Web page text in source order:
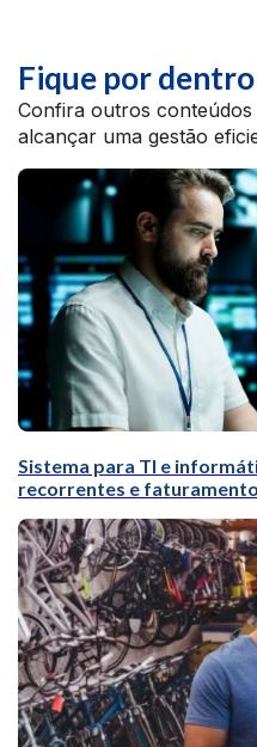
Fique por
Confira outros
alcançar uma gestão
Sistema para TI e
recorrentes e